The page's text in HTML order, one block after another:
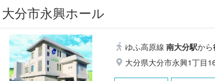
大分市永興ホール
ゆふ高原線 南大分駅から
大分県大分市永興1丁目